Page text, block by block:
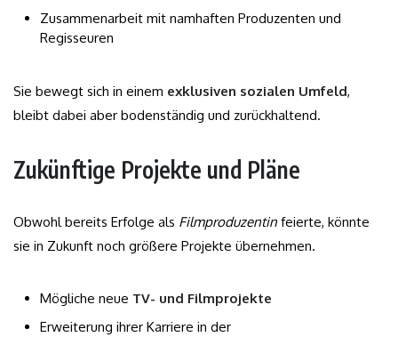
Zusammenarbeit mit namhaften Produzenten und
Regisseuren
Sie bewegt sich in einem exklusiven sozialen Umfeld,
bleibt dabei aber bodenständig und zurückhaltend.
Zukünftige Projekte und Pläne
Obwohl bereits Erfolge als Filmproduzentin feierte, könnte
sie in Zukunft noch größere Projekte übernehmen.
Mögliche neue TV- und Filmprojekte
Erweiterung ihrer Karriere in der